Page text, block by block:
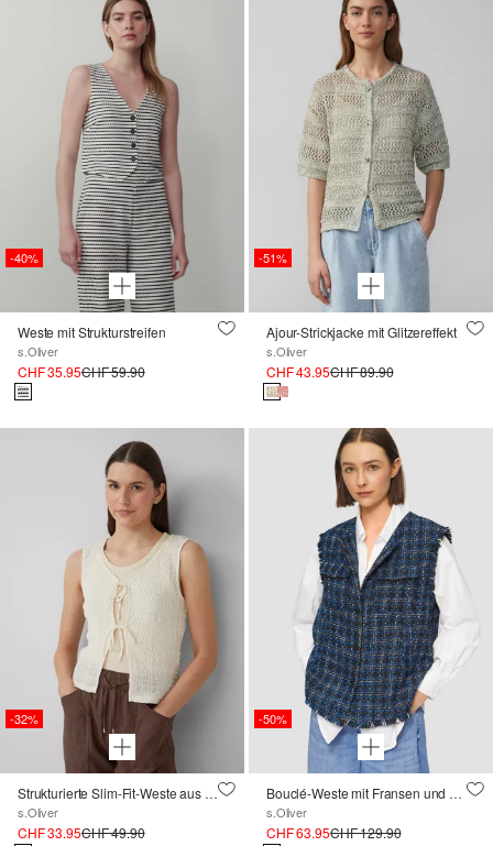
-40%
Weste mit Strukturstreifen
s.Oliver
CHF 35.95CHF 59.90
-51%
Ajour-Strickjacke mit Glitzereffekt
s.Oliver
CHF 43.95CHF 89.90
-32%
Strukturierte Slim-Fit-Weste aus Baumwollmix
s.Oliver
CHF 33.95CHF 49.90
-50%
Bouclé-Weste mit Fransen und Brusttaschen
s.Oliver
CHF 63.95CHF 129.90